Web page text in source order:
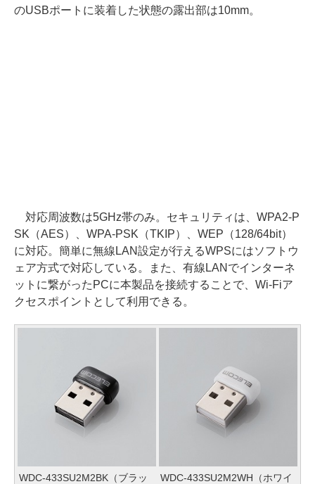
のUSBポートに装着した状態の露出部は10mm。
対応周波数は5GHz帯のみ。セキュリティは、WPA2-P
SK（AES）、WPA-PSK（TKIP）、WEP（128/64bit）
に対応。簡単に無線LAN設定が行えるWPSにはソフトウ
ェア方式で対応している。また、有線LANでインターネ
ットに繋がったPCに本製品を接続することで、Wi-Fiア
クセスポイントとして利用できる。
WDC-433SU2M2BK（ブラッ
WDC-433SU2M2WH（ホワイ